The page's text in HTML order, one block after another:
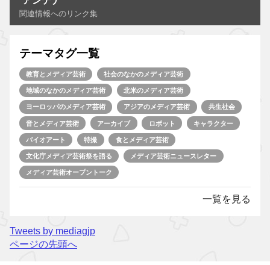
関連情報へのリンク集
テーマタグ一覧
教育とメディア芸術 社会のなかのメディア芸術
地域のなかのメディア芸術 北米のメディア芸術
ヨーロッパのメディア芸術 アジアのメディア芸術 共生社会
音とメディア芸術 アーカイブ ロボット キャラクター
バイオアート 特撮 食とメディア芸術
文化庁メディア芸術祭を語る メディア芸術ニュースレター
メディア芸術オープントーク
一覧を見る
Tweets by mediagjp
ページの先頭へ